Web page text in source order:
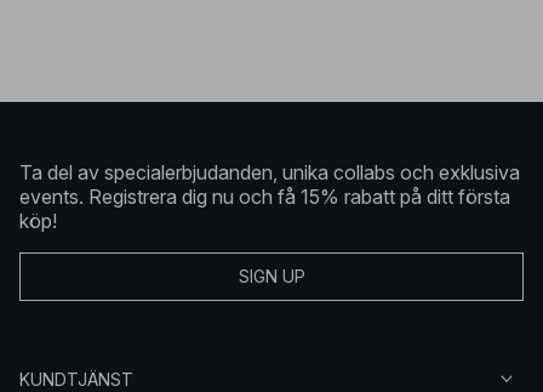
Ta del av specialerbjudanden, unika collabs och exklusiva
events. Registrera dig nu och få 15% rabatt på ditt första
köp!
SIGN UP
KUNDTJÄNST